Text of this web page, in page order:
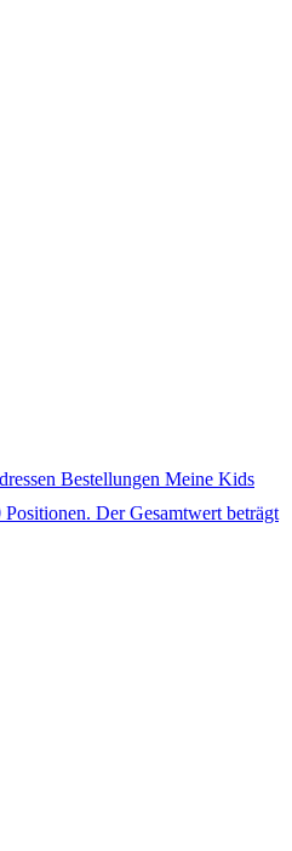
Bestellungen Meine Kids
Der Gesamtwert beträgt